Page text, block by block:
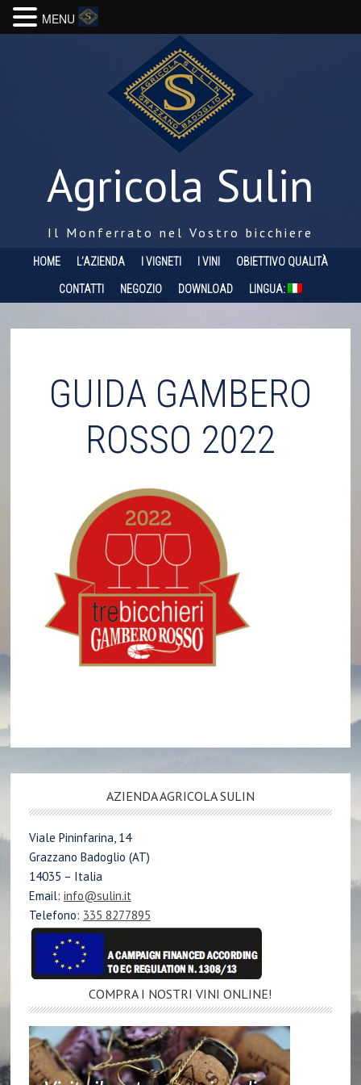
Agricola Sulin
Il Monferrato nel Vostro bicchiere
HOME L’AZIENDA I VIGNETI I VINI OBIETTIVO QUALITÀ
CONTATTI NEGOZIO DOWNLOAD LINGUA:
GUIDA GAMBERO
ROSSO 2022
AZIENDA AGRICOLA SULIN
Viale Pininfarina, 14
Grazzano Badoglio (AT)
14035 – Italia
Email: info@sulin.it
Telefono: 335 8277895
COMPRA I NOSTRI VINI ONLINE!
MENU